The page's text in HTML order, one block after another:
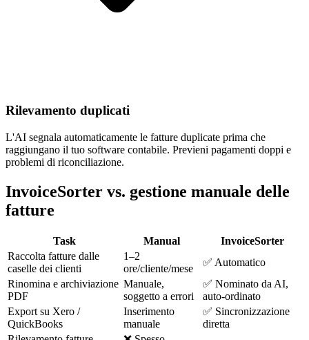
Rilevamento duplicati
L'AI segnala automaticamente le fatture duplicate prima che
raggiungano il tuo software contabile. Previeni pagamenti doppi e
problemi di riconciliazione.
InvoiceSorter vs. gestione manuale delle
fatture
Task Manual
InvoiceSorter
Raccolta fatture dalle
caselle dei clienti
1–2
ore/cliente/mese
✅ Automatico
Rinomina e archiviazione
PDF
Manuale,
soggetto a errori
✅ Nominato da AI,
auto-ordinato
Export su Xero /
QuickBooks
Inserimento
manuale
✅ Sincronizzazione
diretta